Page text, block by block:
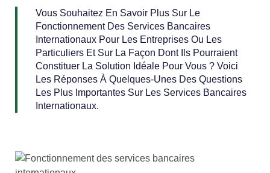
Vous Souhaitez En Savoir Plus Sur Le
Fonctionnement Des Services Bancaires
Internationaux Pour Les Entreprises Ou Les
Particuliers Et Sur La Façon Dont Ils Pourraient
Constituer La Solution Idéale Pour Vous ? Voici
Les Réponses À Quelques-Unes Des Questions
Les Plus Importantes Sur Les Services Bancaires
Internationaux.